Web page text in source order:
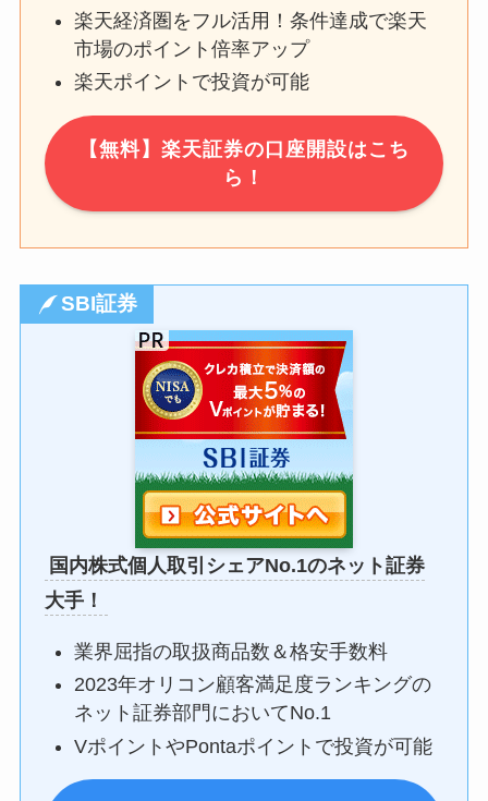
楽天経済圏をフル活用！条件達成で楽天
市場のポイント倍率アップ
楽天ポイントで投資が可能
【無料】楽天証券の口座開設はこち
ら！
SBI証券
国内株式個人取引シェアNo.1のネット証券
大手！
業界屈指の取扱商品数＆格安手数料
2023年オリコン顧客満足度ランキングの
ネット証券部門においてNo.1
VポイントやPontaポイントで投資が可能